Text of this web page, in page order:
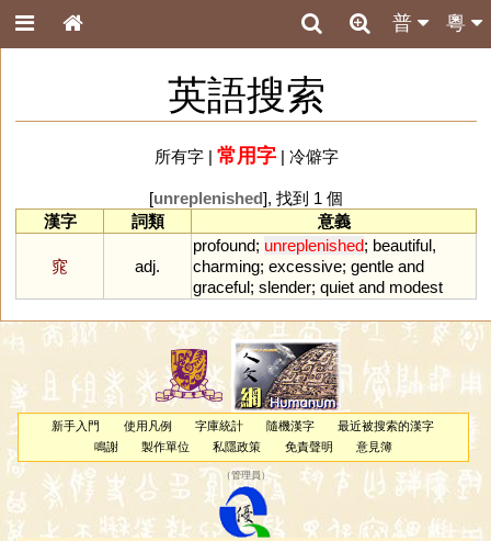
粵
普
英語搜索
所有字| 常用字| 冷僻字
[unreplenished], 找到 1 個
漢字
詞類 意義
窕 adj.
profound; unreplenished; beautiful,
charming; excessive; gentle and
graceful; slender; quiet and modest
新手入門 使用凡例 字庫統計 隨機漢字
最近被搜索的漢字
鳴謝
製作單位 私隱政策 免責聲明 意見簿
（管理員 ）